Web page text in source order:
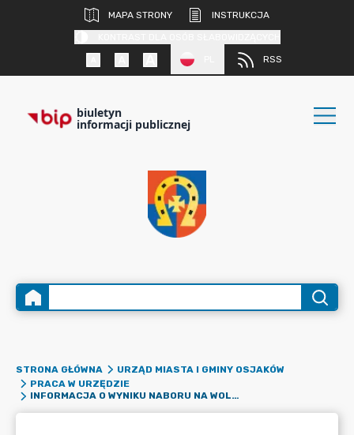
MAPA STRONY
INSTRUKCJA
RSS
biuletyn
informacji publicznej
STRONA GŁÓWNA
URZĄD MIASTA I GMINY OSJAKÓW
PRACA W URZĘDZIE
INFORMACJA O WYNIKU NABORU NA WOLNE STANOWISKO URZĘDNICZE DS. INWESTYCJI